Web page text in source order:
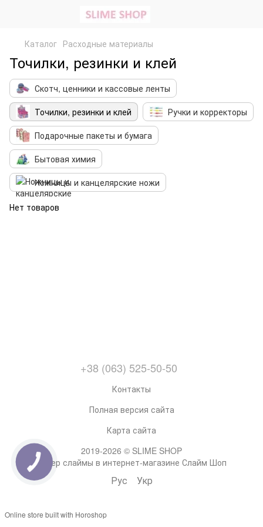
Каталог Расходные материалы
Точилки, резинки и клей
Скотч, ценники и кассовые ленты
Точилки, резинки и клей
Ручки и корректоры
Подарочные пакеты и бумага
Бытовая химия
Ножницы и канцелярские ножи
Нет товаров
+38 (063) 525-50-50
Контакты
Полная версия сайта
Карта сайта
2019-2026 © SLIME SHOP
Супер слаймы в интернет-магазине Слайм Шоп
Рус Укр
Online store built with Horoshop